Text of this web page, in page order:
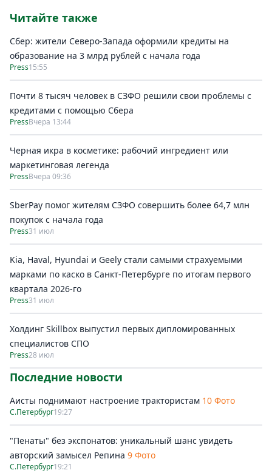
Читайте также
Сбер: жители Северо-Запада оформили кредиты на
образование на 3 млрд рублей с начала года
Press15:55
Почти 8 тысяч человек в СЗФО решили свои проблемы с
кредитами с помощью Сбера
PressВчера 13:44
Черная икра в косметике: рабочий ингредиент или
маркетинговая легенда
PressВчера 09:36
SberPay помог жителям СЗФО совершить более 64,7 млн
покупок c начала года
Press31 июл
Kia, Haval, Hyundai и Geely стали самыми страхуемыми
марками по каско в Санкт-Петербурге по итогам первого
квартала 2026-го
Press31 июл
Холдинг Skillbox выпустил первых дипломированных
специалистов СПО
Press28 июл
Последние новости
Аисты поднимают настроение трактористам 10 Фото
С.Петербург19:27
"Пенаты" без экспонатов: уникальный шанс увидеть
авторский замысел Репина 9 Фото
С.Петербург19:21